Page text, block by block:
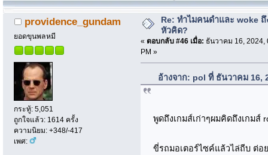
providence_gundam
ยอดขุนพลหมี
กระทู้: 5,051
ถูกใจแล้ว: 1614 ครั้ง
ความนิยม: +348/-417
เพศ:
Re: ทำไมคนดำและ woke ถึ
หัวคิด?
« ตอบกลับ #46 เมื่อ: ธันวาคม 16, 2024,
PM »
อ้างจาก: pol ที่ ธันวาคม 16,
พูดถึงเกมส์เก่าๆผมคิดถึงเกม
ขี่รถมอเตอร์ไซค์แล้วไล่ถีบ ต่